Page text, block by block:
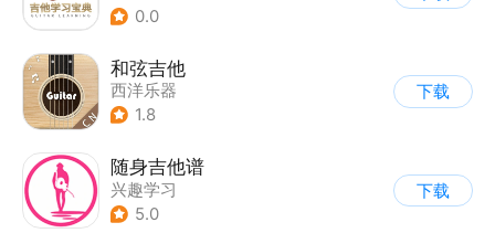
0.0
和弦吉他
西洋乐器
1.8
下载
随身吉他谱
兴趣学习
5.0
下载